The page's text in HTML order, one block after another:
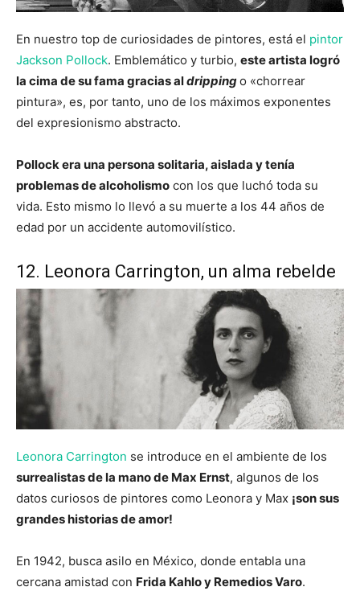
En nuestro top de curiosidades de pintores, está el pintor
Jackson Pollock. Emblemático y turbio, este artista logró
la cima de su fama gracias aldrippingo «chorrear
pintura», es, por tanto, uno de los máximos exponentes
del expresionismo abstracto.
Pollock era una persona solitaria, aislada y tenía
problemas de alcoholismo con los que luchó toda su
vida. Esto mismo lo llevó a su muerte a los 44 años de
edad por un accidente automovilístico.
12. Leonora Carrington, un alma rebelde
Leonora Carrington se introduce en el ambiente de los
surrealistas de la mano de Max Ernst, algunos de los
datos curiosos de pintores como Leonora y Max ¡son sus
grandes historias de amor!
En 1942, busca asilo en México, donde entabla una
cercana amistad con Frida Kahlo y Remedios Varo.